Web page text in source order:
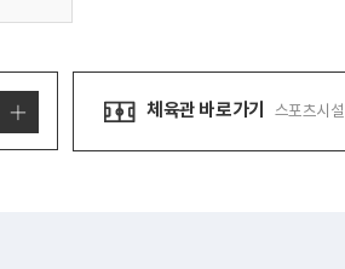
체육관 바로가기 스포츠시설